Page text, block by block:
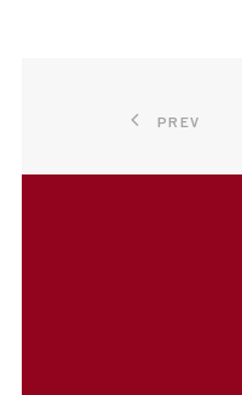
PREV